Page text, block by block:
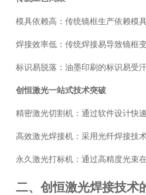
模具依赖高：传统镜框生产依赖模
焊接效率低：传统焊接易导致镜框
标识易脱落：油墨印刷的标识易受
创恒激光一站式技术突破
精密激光切割机：通过软件设计快
高效激光焊接机：采用光纤焊接技
永久激光打标机：通过高精度光束
二、创恒激光焊接技术